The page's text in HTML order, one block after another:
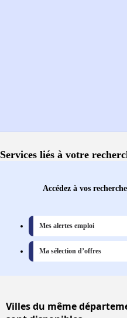
Services liés à votre
Accédez à vos
Mes alertes emploi
Ma sélection d’offres
Villesdu même